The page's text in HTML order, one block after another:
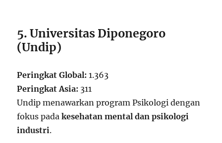
5. Universitas Diponegoro
(Undip)
Peringkat Global: 1.363
Peringkat Asia: 311
Undip menawarkan program Psikologi dengan
fokus padakesehatan mental dan psikologi
industri.